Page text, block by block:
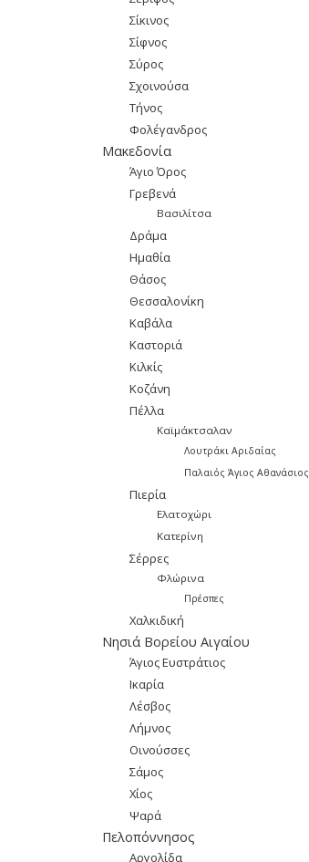
Σίκινος
Σίφνος
Σύρος
Σχοινούσα
Τήνος
Φολέγανδρος
Μακεδονία
Άγιο Όρος
Γρεβενά
Βασιλίτσα
Δράμα
Ημαθία
Θάσος
Θεσσαλονίκη
Καβάλα
Καστοριά
Κιλκίς
Κοζάνη
Πέλλα
Καϊμάκτσαλαν
Λουτράκι Αριδαίας
Παλαιός Άγιος Αθανάσιος
Πιερία
Ελατοχώρι
Κατερίνη
Σέρρες
Φλώρινα
Πρέσπες
Χαλκιδική
Νησιά Βορείου Αιγαίου
Άγιος Ευστράτιος
Ικαρία
Λέσβος
Λήμνος
Οινούσσες
Σάμος
Χίος
Ψαρά
Πελοπόννησος
Αργολίδα